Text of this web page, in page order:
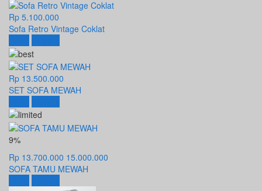
Rp 5.100.000
Sofa Retro Vintage Coklat
Rp 13.500.000
SET SOFA MEWAH
9%
Rp 13.700.000 15.000.000
SOFA TAMU MEWAH